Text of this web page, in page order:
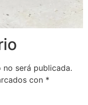
será publicada.
con *